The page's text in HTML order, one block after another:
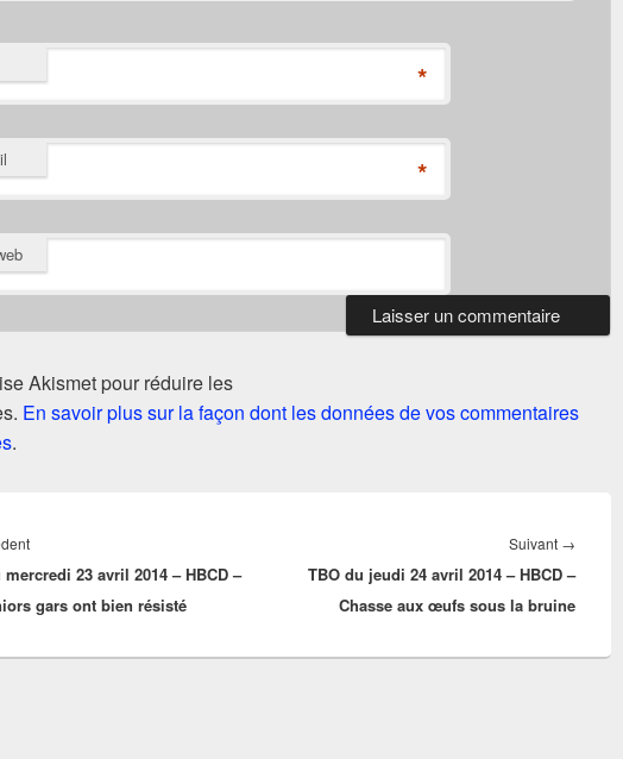
*
*
Akismet pour réduire les
En savoir plus sur la façon dont les données de vos commentaires
.
Article
précédent :
mercredi 23 avril 2014 – HBCD –
gars ont bien résisté
Suivant →
suivant :
TBO du jeudi 24 avril 2014 – HBCD –
Chasse aux œufs sous la bruine